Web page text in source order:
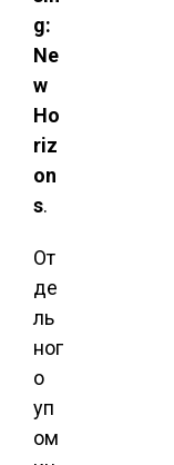
g:
Ne
w
Ho
riz
on
s.
От
де
ль
ног
о
уп
ом